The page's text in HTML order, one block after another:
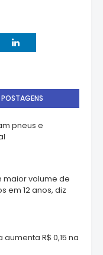
pneus e
maior volume de
em 12 anos, diz
R$ 0,15 na